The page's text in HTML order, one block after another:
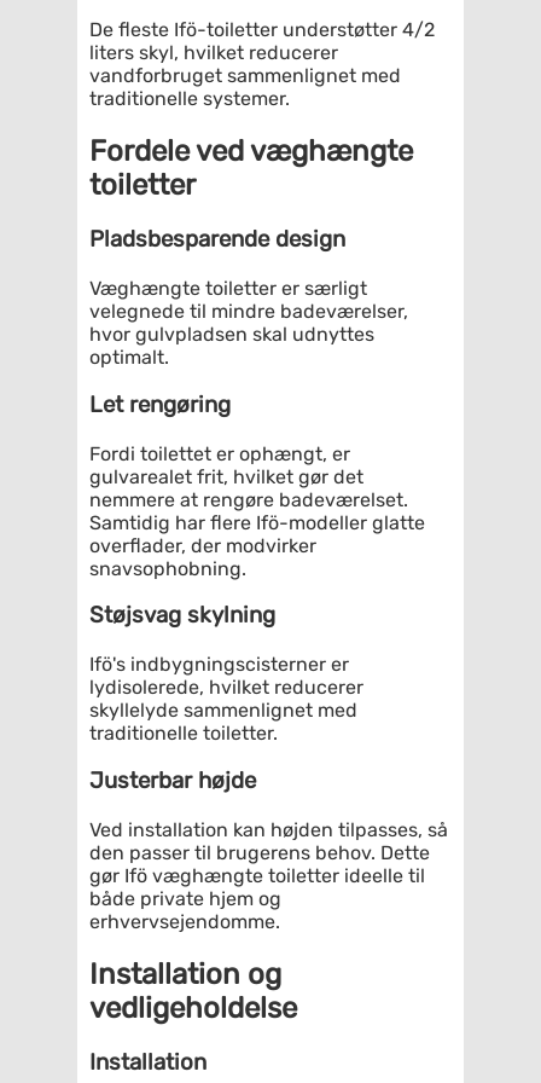
De fleste Ifö-toiletter understøtter 4/2
liters skyl, hvilket reducerer
vandforbruget sammenlignet med
traditionelle systemer.
Fordele ved væghængte
toiletter
Pladsbesparende design
Væghængte toiletter er særligt
velegnede til mindre badeværelser,
hvor gulvpladsen skal udnyttes
optimalt.
Let rengøring
Fordi toilettet er ophængt, er
gulvarealet frit, hvilket gør det
nemmere at rengøre badeværelset.
Samtidig har flere Ifö-modeller glatte
overflader, der modvirker
snavsophobning.
Støjsvag skylning
Ifö's indbygningscisterner er
lydisolerede, hvilket reducerer
skyllelyde sammenlignet med
traditionelle toiletter.
Justerbar højde
Ved installation kan højden tilpasses, så
den passer til brugerens behov. Dette
gør Ifö væghængte toiletter ideelle til
både private hjem og
erhvervsejendomme.
Installation og
vedligeholdelse
Installation